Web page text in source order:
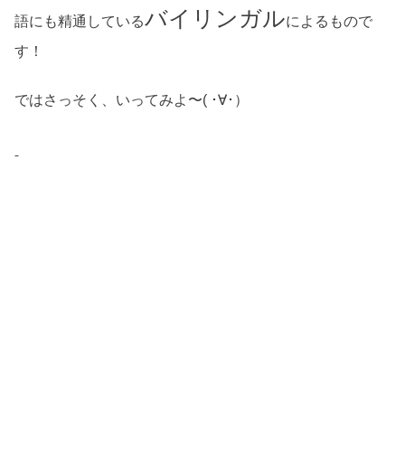
語にも精通しているバイリンガルによるもので
す！
ではさっそく、いってみよ〜( ･∀･）